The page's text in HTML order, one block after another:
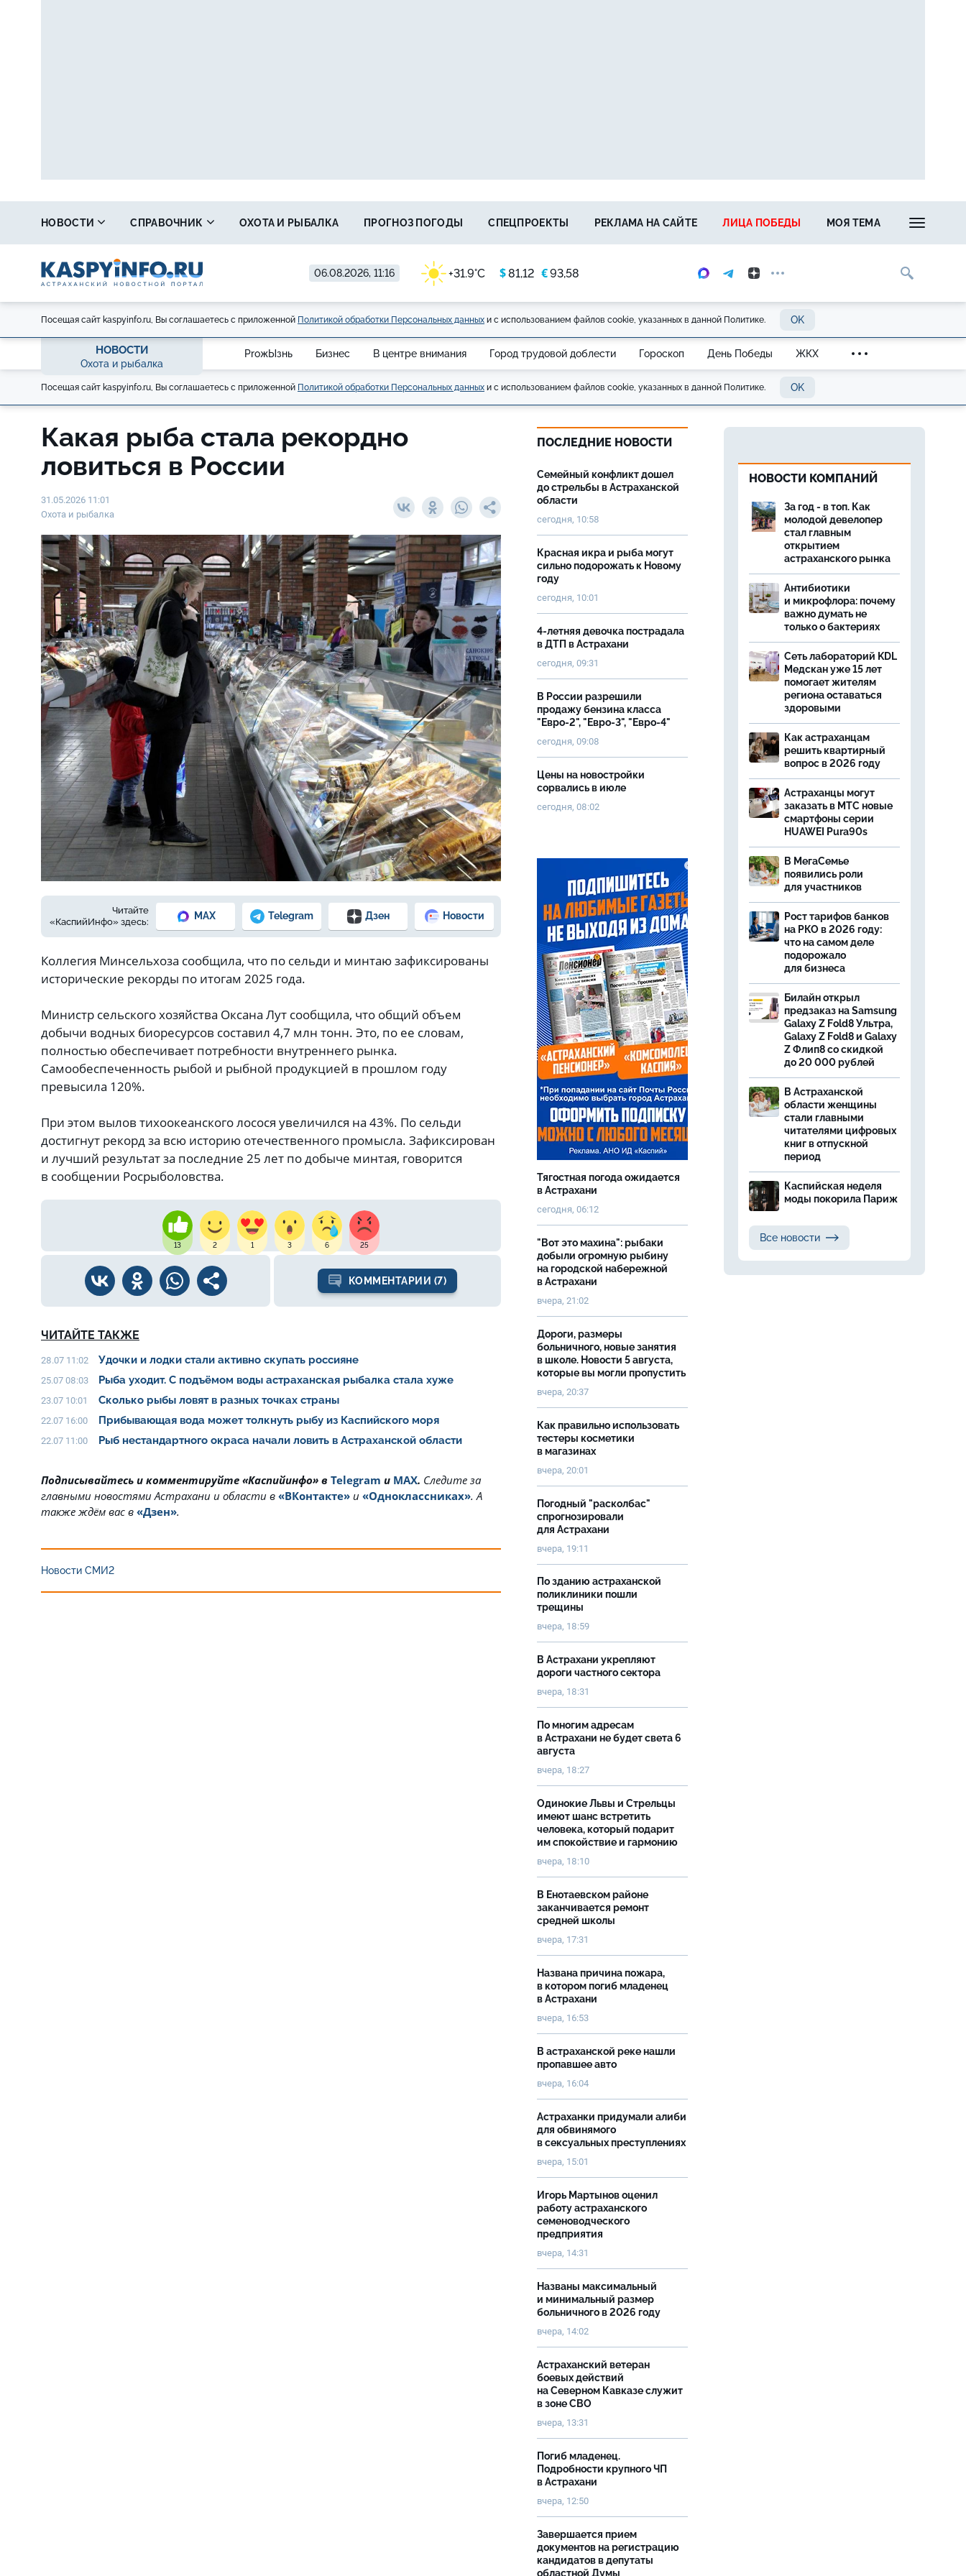
06.08.2026, 11:16 +31.9°C $81,12 €93,58
НОВОСТИ СПРАВОЧНИК ОХОТА И РЫБАЛКА ПРОГНОЗ ПОГОДЫ СПЕЦПРОЕКТЫ РЕКЛАМА НА САЙТЕ ЛИЦА ПОБЕДЫ МОЯ ТЕМА
Посещая сайт kaspyinfo.ru, Вы соглашаетесь с приложенной Политикой обработки Персональных данных и с использованием файлов cookie, указанных в данной Политике. OK
НОВОСТИ
Охота и рыбалка
ProжЫзнь Бизнес В центре внимания Город трудовой доблести Гороскоп День Победы ЖКХ
Посещая сайт kaspyinfo.ru, Вы соглашаетесь с приложенной Политикой обработки Персональных данных и с использованием файлов cookie, указанных в данной Политике. OK
Какая рыба стала рекордно
ловиться в России
31.05.2026 11:01
Охота и рыбалка
Фото: из архива Е.Зимней
Читайте
«КаспийИнфо» здесь:
MAX Telegram Дзен Новости
Коллегия Минсельхоза сообщила, что по сельди и минтаю зафиксированы
исторические рекорды по итогам 2025 года.
Министр сельского хозяйства Оксана Лут сообщила, что общий объем
добычи водных биоресурсов составил 4,7 млн тонн. Это, по ее словам,
полностью обеспечивает потребности внутреннего рынка.
Самообеспеченность рыбой и рыбной продукцией в прошлом году
превысила 120%.
При этом вылов тихоокеанского лосося увеличился на 43%. По сельди
достигнут рекорд за всю историю отечественного промысла. Зафиксирован
и лучший результат за последние 25 лет по добыче минтая, говорится
в сообщении Росрыболовства.
13 2 1 3 6 25
КОММЕНТАРИИ (7)
ЧИТАЙТЕ ТАКЖЕ
28.07 11:02 Удочки и лодки стали активно скупать россияне
25.07 08:03 Рыба уходит. С подъёмом воды астраханская рыбалка стала хуже
23.07 10:01 Сколько рыбы ловят в разных точках страны
22.07 16:00 Прибывающая вода может толкнуть рыбу из Каспийского моря
22.07 11:00 Рыб нестандартного окраса начали ловить в Астраханской области
Подписывайтесь и комментируйте «Каспийинфо» в Telegram и MAX. Cледите за
главными новостями Астрахани и области в «ВКонтакте» и «Одноклассниках». А
также ждём вас в «Дзен».
Новости СМИ2
ПОСЛЕДНИЕ НОВОСТИ
Семейный конфликт дошел
до стрельбы в Астраханской
области
сегодня, 10:58
Красная икра и рыба могут
сильно подорожать к Новому
году
сегодня, 10:01
4-летняя девочка пострадала
в ДТП в Астрахани
сегодня, 09:31
В России разрешили
продажу бензина класса
"Евро-2", "Евро-3", "Евро-4"
сегодня, 09:08
Цены на новостройки
сорвались в июле
сегодня, 08:02
Тягостная погода ожидается
в Астрахани
сегодня, 06:12
"Вот это махина": рыбаки
добыли огромную рыбину
на городской набережной
в Астрахани
вчера, 21:02
Дороги, размеры
больничного, новые занятия
в школе. Новости 5 августа,
которые вы могли пропустить
вчера, 20:37
Как правильно использовать
тестеры косметики
в магазинах
вчера, 20:01
Погодный "расколбас"
спрогнозировали
для Астрахани
вчера, 19:11
По зданию астраханской
поликлиники пошли
трещины
вчера, 18:59
В Астрахани укрепляют
дороги частного сектора
вчера, 18:31
По многим адресам
в Астрахани не будет света 6
августа
вчера, 18:27
Одинокие Львы и Стрельцы
имеют шанс встретить
человека, который подарит
им спокойствие и гармонию
вчера, 18:10
В Енотаевском районе
заканчивается ремонт
средней школы
вчера, 17:31
Названа причина пожара,
в котором погиб младенец
в Астрахани
вчера, 16:53
В астраханской реке нашли
пропавшее авто
вчера, 16:04
Астраханки придумали алиби
для обвинямого
в сексуальных преступлениях
вчера, 15:01
Игорь Мартынов оценил
работу астраханского
семеноводческого
предприятия
вчера, 14:31
Названы максимальный
и минимальный размер
больничного в 2026 году
вчера, 14:02
Астраханский ветеран
боевых действий
на Северном Кавказе служит
в зоне СВО
вчера, 13:31
Погиб младенец.
Подробности крупного ЧП
в Астрахани
вчера, 12:50
Завершается прием
документов на регистрацию
кандидатов в депутаты
областной Думы
НОВОСТИ КОМПАНИЙ
За год - в топ. Как
молодой девелопер
стал главным
открытием
астраханского рынка
Антибиотики
и микрофлора: почему
важно думать не
только о бактериях
Сеть лабораторий KDL
Медскан уже 15 лет
помогает жителям
региона оставаться
здоровыми
Как астраханцам
решить квартирный
вопрос в 2026 году
Астраханцы могут
заказать в МТС новые
смартфоны серии
HUAWEI Pura90s
В МегаСемье
появились роли
для участников
Рост тарифов банков
на РКО в 2026 году:
что на самом деле
подорожало
для бизнеса
Билайн открыл
предзаказ на Samsung
Galaxy Z Fold8 Ультра,
Galaxy Z Fold8 и Galaxy
Z Флип8 со скидкой
до 20 000 рублей
В Астраханской
области женщины
стали главными
читателями цифровых
книг в отпускной
период
Каспийская неделя
моды покорила Париж
Все новости